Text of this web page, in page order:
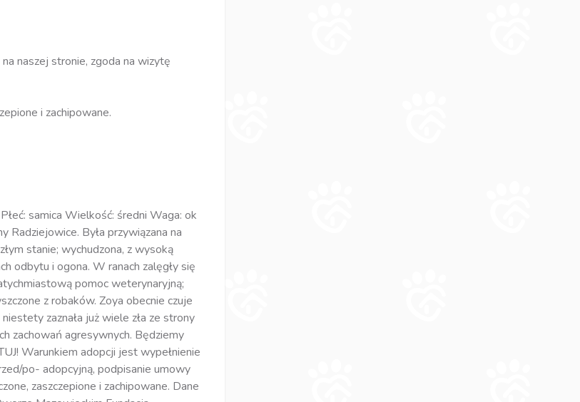
naszej stronie, zgoda na wizytę
i zachipowane.
samica Wielkość: średni Waga: ok
Radziejowice. Była przywiązana na
stanie; wychudzona, z wysoką
odbytu i ogona. W ranach zalęgły się
pomoc weterynaryjną;
z robaków. Zoya obecnie czuje
zaznała już wiele zła ze strony
zachowań agresywnych. Będziemy
Warunkiem adopcji jest wypełnienie
po- adopcyjną, podpisanie umowy
zaszczepione i zachipowane. Dane